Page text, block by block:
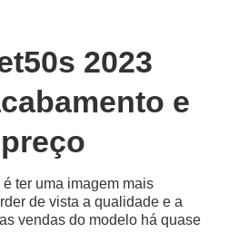
2023
e
ter uma imagem mais
de vista a qualidade e a
vendas do modelo há quase